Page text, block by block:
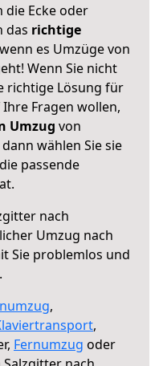
die Ecke oder
das richtige
es Umzüge von
Wenn Sie nicht
richtige Lösung für
Fragen wollen,
Umzug von
wählen Sie sie
passende
nach
Umzug nach
Sie problemlos und
,
,
Fernumzug oder